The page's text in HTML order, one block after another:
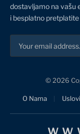
dostavljamo na vašu
i besplatno
© 2026
O Nama